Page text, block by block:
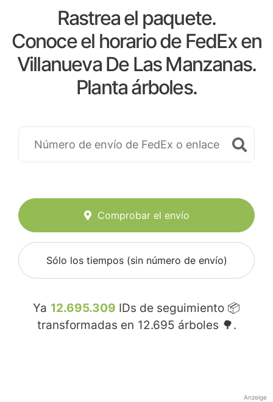
Rastrea el paquete.
Conoce el horario de FedEx en
Villanueva De Las Manzanas.
Planta árboles.
Comprobar el envío
Sólo los tiempos (sin número de envío)
Ya 12.695.309 IDs de seguimiento 📦
transformadas en 12.695 árboles 🌳.
Anzeige